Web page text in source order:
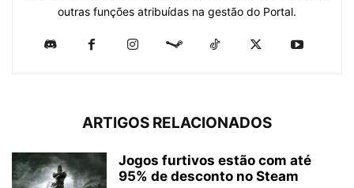
outras funções atribuídas na gestão do Portal.
ARTIGOS RELACIONADOS
Jogos furtivos estão com até
95% de desconto no Steam